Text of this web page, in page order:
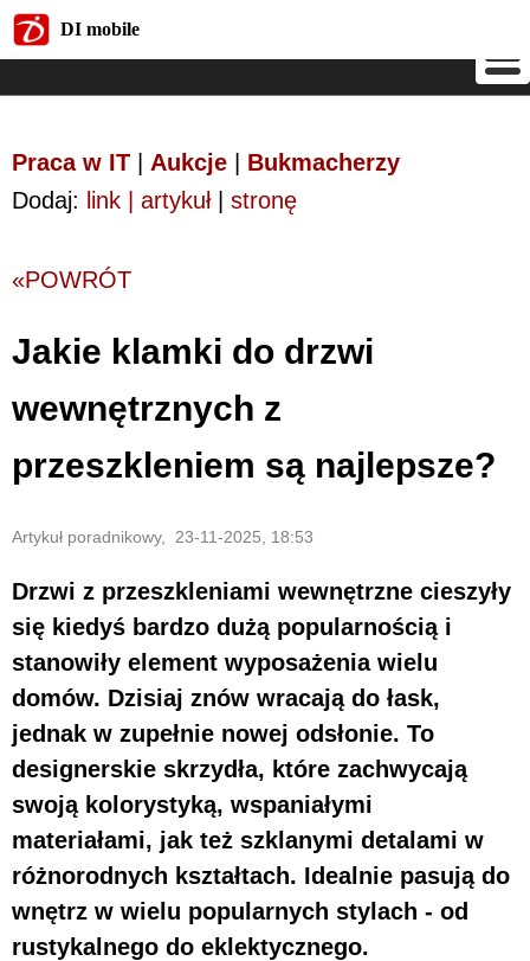
DI mobile
Praca w IT Aukcje
Bukmacherzy
Dodaj: link | artykuł| stronę
«POWRÓT
Jakie klamki do drzwi
wewnętrznych z
przeszkleniem są najlepsze?
Artykuł poradnikowy, 23-11-2025, 18:53
Drzwi z przeszkleniami wewnętrzne cieszyły
się kiedyś bardzo dużą popularnością i
stanowiły element wyposażenia wielu
domów. Dzisiaj znów wracają do łask,
jednak w zupełnie nowej odsłonie. To
designerskie skrzydła, które zachwycają
swoją kolorystyką, wspaniałymi
materiałami, jak też szklanymi detalami w
różnorodnych kształtach. Idealnie pasują do
wnętrz w wielu popularnych stylach - od
rustykalnego do eklektycznego.
DI mobile